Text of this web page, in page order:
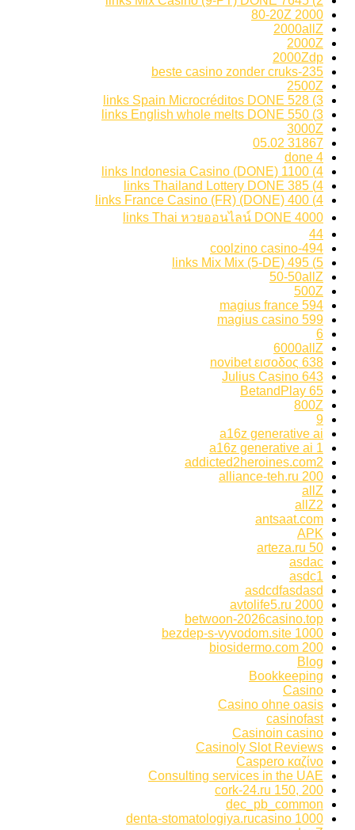
2000 80-20Z
2000allZ
2000Z
2000Zdp
235-beste casino zonder cruks
2500Z
3) 528 links Spain Microcréditos DONE
3) 550 links English whole melts DONE
3000Z
31867 05.02
4 done
4) 1100 links Indonesia Casino (DONE)
4) 385 links Thailand Lottery DONE
4) 400 links France Casino (FR) (DONE)
4000 links Thai หวยออนไลน์ DONE
44
494-coolzino casino
5) 495 links Mix Mix (5-DE)
50-50allZ
500Z
594 magius france
599 magius casino
6
6000allZ
638 novibet εισοδος
643 Julius Casino
65 BetandPlay
800Z
9
a16z generative ai
a16z generative ai 1
addicted2heroines.com2
alliance-teh.ru 200
allZ
allZ2
antsaat.com
APK
arteza.ru 50
asdac
asdc1
asdcdfasdasd
avtolife5.ru 2000
betwoon-2026casino.top
bezdep-s-vyvodom.site 1000
biosidermo.com 200
Blog
Bookkeeping
Casino
Casino ohne oasis
casinofast
Casinoin casino
Casinoly Slot Reviews
Caspero καζίνο
Consulting services in the UAE
cork-24.ru 150, 200
dec_pb_common
denta-stomatologiya.rucasino 1000